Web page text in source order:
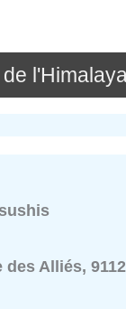
des Alliés,